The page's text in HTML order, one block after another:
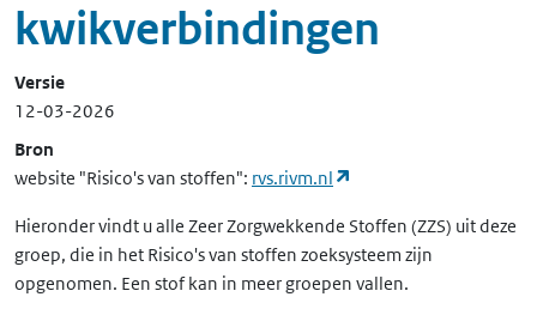
kwikverbindingen
Versie
12-03-2026
Bron
website "Risico's van stoffen": rvs.rivm.nl
Hieronder vindt u alle Zeer Zorgwekkende Stoffen (ZZS) uit deze
groep, die in het Risico's van stoffen zoeksysteem zijn
opgenomen. Een stof kan in meer groepen vallen.